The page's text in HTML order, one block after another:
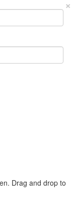
×
Drag and drop to